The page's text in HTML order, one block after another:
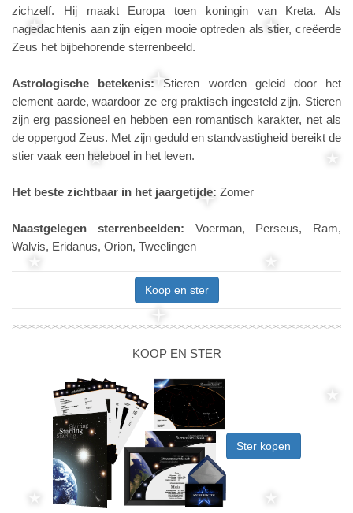
zichzelf. Hij maakt Europa toen koningin van Kreta. Als
nagedachtenis aan zijn eigen mooie optreden als stier, creëerde
Zeus het bijbehorende sterrenbeeld.
Astrologische betekenis: Stieren worden geleid door het
element aarde, waardoor ze erg praktisch ingesteld zijn. Stieren
zijn erg passioneel en hebben een romantisch karakter, net als
de oppergod Zeus. Met zijn geduld en standvastigheid bereikt de
stier vaak een heleboel in het leven.
Het beste zichtbaar in het jaargetijde: Zomer
Naastgelegen sterrenbeelden: Voerman, Perseus, Ram,
Walvis, Eridanus, Orion, Tweelingen
Koop en ster
KOOP EN STER
Ster kopen